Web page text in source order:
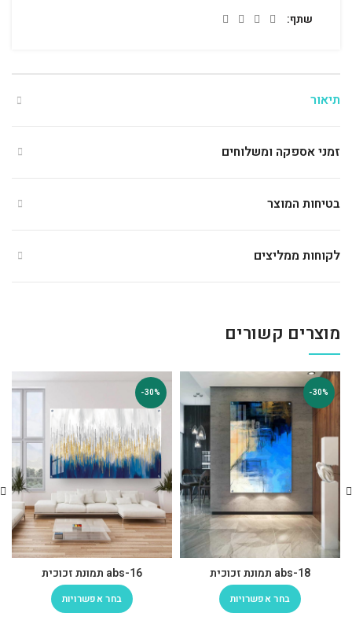
שתף
תיאור
זמני אספקה ומשלוחים
בטיחות המוצר
לקוחות ממליצים
מוצרים קשורים
-30%
abs-18 תמונת זכוכית
בחר אפשרויות
-30%
abs-16 תמונת זכוכית
בחר אפשרויות